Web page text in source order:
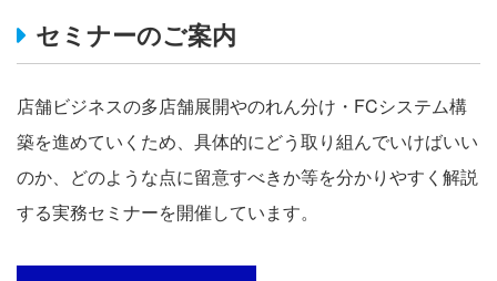
セミナーのご案内
店舗ビジネスの多店舗展開やのれん分け・FCシステム構
築を進めていくため、具体的にどう取り組んでいけばいい
のか、どのような点に留意すべきか等を分かりやすく解説
する実務セミナーを開催しています。